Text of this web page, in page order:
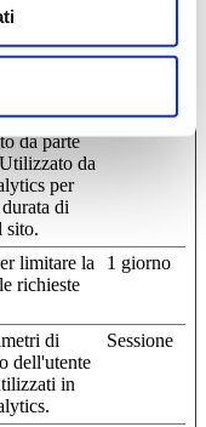
per
di
sito.
di
da parte
da
per
di
sito.
limitare la
richieste
1 giorno
di
dell'utente
in
Sessione